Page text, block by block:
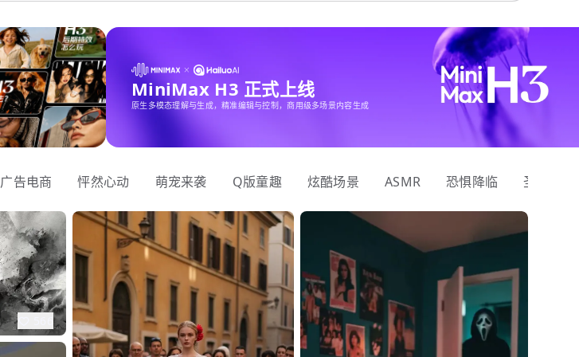
MiniMax H3 正式上线
原生多模态理解与生成，精准编辑与控制，商用级多场景内容生成
广告电商 怦然心动 萌宠来袭 Q版童趣 炫酷场景 ASMR 恐惧降临 圣诞狂欢